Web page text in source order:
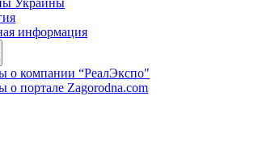
Украины
информация
о компании “РеалЭкспо"
о портале Zagorodna.com